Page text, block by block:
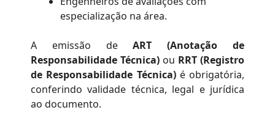
especialização na área.
A emissão deART (Anotação de
Responsabilidade Técnica) ou RRT (Registro
de Responsabilidade Técnica)é obrigatória,
conferindo validade técnica, legal e jurídica
ao documento.